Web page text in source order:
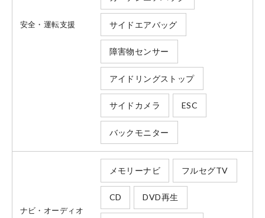
安全・運転支援 サイドエアバッグ
障害物センサー
アイドリングストップ
サイドカメラ ESC
バックモニター
ナビ・オーディオ
メモリーナビ フルセグTV
CD DVD再生